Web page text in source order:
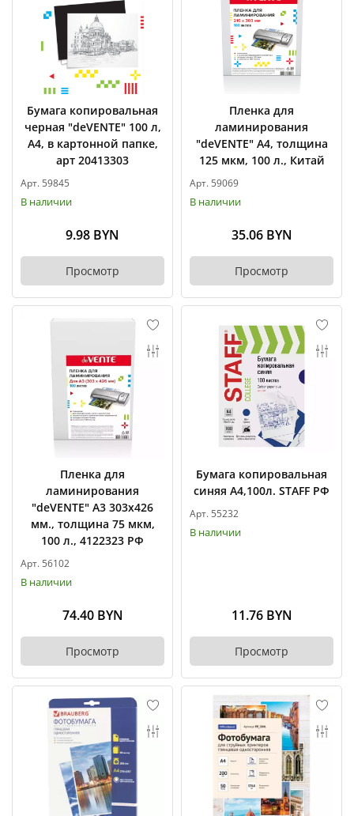
Бумага копировальная
черная "deVENTE" 100 л,
А4, в картонной папке,
арт 20413303
Арт. 59845
В наличии
9.98 BYN
Просмотр
Пленка для
ламинирования
"deVENTE" А4, толщина
125 мкм, 100 л., Китай
Арт. 59069
В наличии
35.06 BYN
Просмотр
Пленка для
ламинирования
"deVENTE" А3 303х426
мм., толщина 75 мкм,
100 л., 4122323 РФ
Арт. 56102
В наличии
74.40 BYN
Просмотр
Бумага копировальная
синяя А4,100л. STAFF РФ
Арт. 55232
В наличии
11.76 BYN
Просмотр